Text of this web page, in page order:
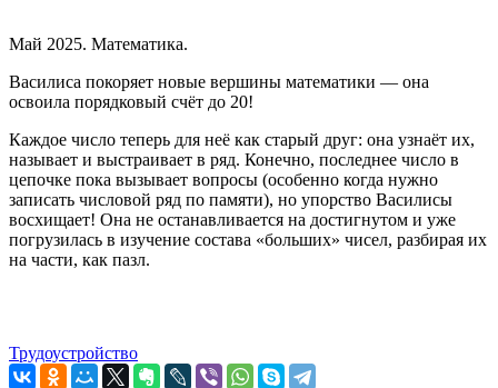
Май 2025. Математика.
Василиса покоряет новые вершины математики — она
освоила порядковый счёт до 20!
Каждое число теперь для неё как старый друг: она узнаёт их,
называет и выстраивает в ряд. Конечно, последнее число в
цепочке пока вызывает вопросы (особенно когда нужно
записать числовой ряд по памяти), но упорство Василисы
восхищает! Она не останавливается на достигнутом и уже
погрузилась в изучение состава «больших» чисел, разбирая их
на части, как пазл.
Трудоустройство